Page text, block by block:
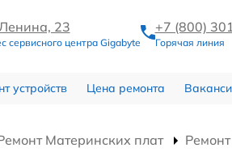
23
сервисного центра Gigabyte
+7 (800)
Горячая линия
устройств Цена ремонта
Материнских плат